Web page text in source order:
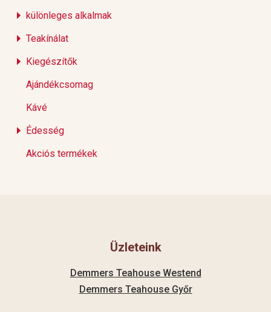
különleges alkalmak
Teakínálat
Kiegészítők
Ajándékcsomag
Kávé
Édesség
Akciós termékek
Üzleteink
Demmers Teahouse Westend
Demmers Teahouse Győr